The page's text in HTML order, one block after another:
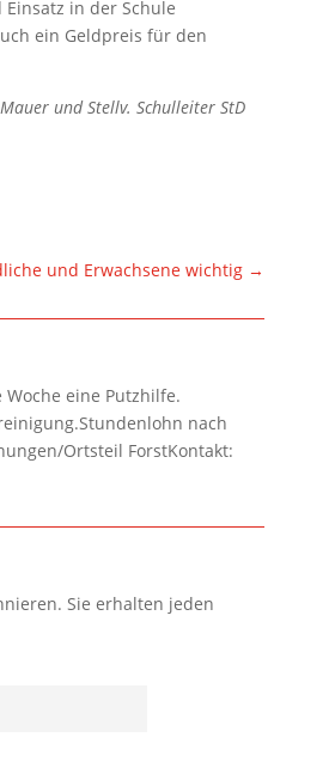
in der Schule
ein Geldpreis für den
und Stellv. Schulleiter StD
und Erwachsene wichtig →
eine Putzhilfe.
nach
Ortsteil ForstKontakt:
Sie erhalten jeden